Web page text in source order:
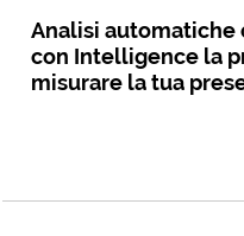
Analisi automatiche
con Intelligence la
misurare la tua